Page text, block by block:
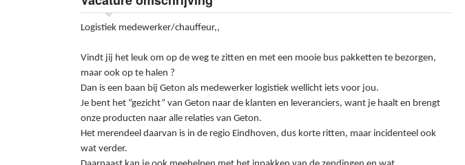
Logistiek medewerker/chauffeur,,
Vindt jij het leuk om op de weg te zitten en met een mooie bus pakketten te bezorgen,
maar ook op te halen ?
Dan is een baan bij Geton als medewerker logistiek wellicht iets voor jou.
Je bent het “gezicht” van Geton naar de klanten en leveranciers, want je haalt en brengt
onze producten naar alle relaties van Geton.
Het merendeel daarvan is in de regio Eindhoven, dus korte ritten, maar incidenteel ook
wat verder.